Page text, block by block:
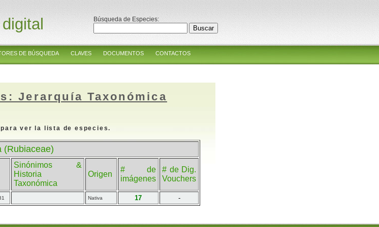
Búsqueda de Especies:
DE BÚSQUEDA CLAVES DOCUMENTOS CONTACTOS
Jerarquía Taxonómica
ver la lista de especies.
(Rubiaceae)
Sinónimos &
Historia
Taxonómica
Origen
# de
imágenes
# de Dig.
Vouchers
Nativa 17 -